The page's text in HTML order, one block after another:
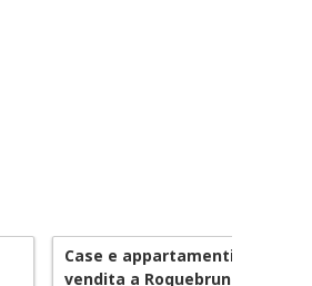
Case e appartamenti con
vendita a Roquebrune-Cap-